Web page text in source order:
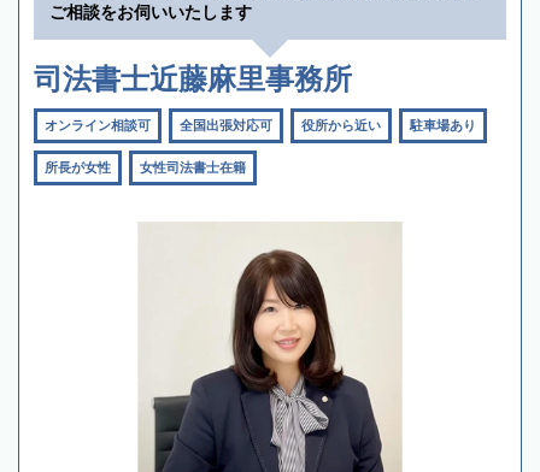
ご相談をお伺いいたします
司法書士近藤麻里事務所
オンライン相談可 全国出張対応可 役所から近い 駐車場あり
所長が女性 女性司法書士在籍